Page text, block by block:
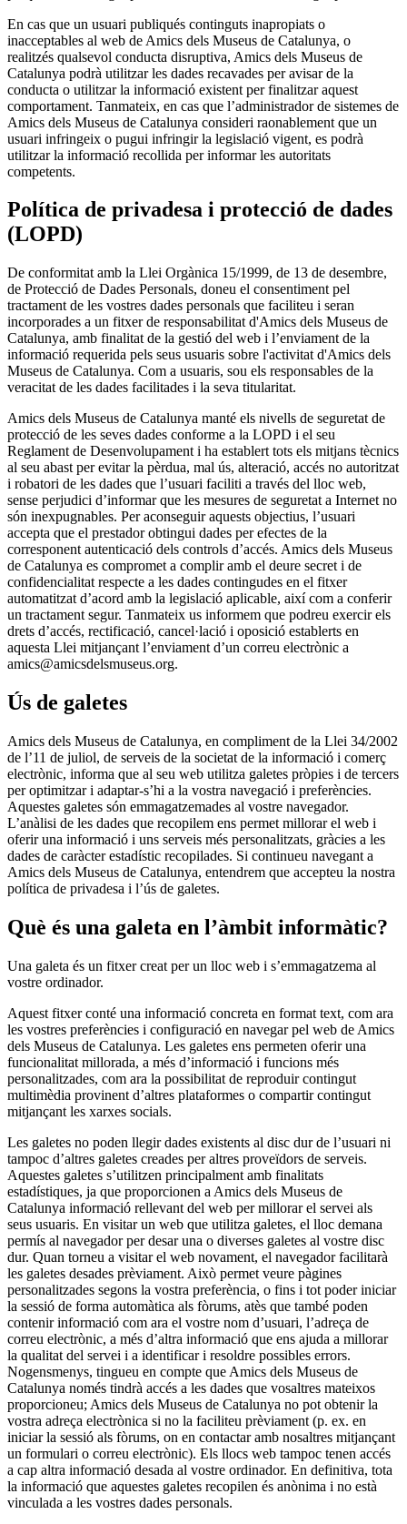
En cas que un usuari publiqués continguts inapropiats o
inacceptables al web de Amics dels Museus de Catalunya, o
realitzés qualsevol conducta disruptiva, Amics dels Museus de
Catalunya podrà utilitzar les dades recavades per avisar de la
conducta o utilitzar la informació existent per finalitzar aquest
comportament. Tanmateix, en cas que l’administrador de sistemes de
Amics dels Museus de Catalunya consideri raonablement que un
usuari infringeix o pugui infringir la legislació vigent, es podrà
utilitzar la informació recollida per informar les autoritats
competents.
Política de privadesa i protecció de dades
(LOPD)
De conformitat amb la Llei Orgànica 15/1999, de 13 de desembre,
de Protecció de Dades Personals, doneu el consentiment pel
tractament de les vostres dades personals que faciliteu i seran
incorporades a un fitxer de responsabilitat d'Amics dels Museus de
Catalunya, amb finalitat de la gestió del web i l’enviament de la
informació requerida pels seus usuaris sobre l'activitat d'Amics dels
Museus de Catalunya. Com a usuaris, sou els responsables de la
veracitat de les dades facilitades i la seva titularitat.
Amics dels Museus de Catalunya manté els nivells de seguretat de
protecció de les seves dades conforme a la LOPD i el seu
Reglament de Desenvolupament i ha establert tots els mitjans tècnics
al seu abast per evitar la pèrdua, mal ús, alteració, accés no autoritzat
i robatori de les dades que l’usuari faciliti a través del lloc web,
sense perjudici d’informar que les mesures de seguretat a Internet no
són inexpugnables. Per aconseguir aquests objectius, l’usuari
accepta que el prestador obtingui dades per efectes de la
corresponent autenticació dels controls d’accés. Amics dels Museus
de Catalunya es compromet a complir amb el deure secret i de
confidencialitat respecte a les dades contingudes en el fitxer
automatitzat d’acord amb la legislació aplicable, així com a conferir
un tractament segur. Tanmateix us informem que podreu exercir els
drets d’accés, rectificació, cancel·lació i oposició establerts en
aquesta Llei mitjançant l’enviament d’un correu electrònic a
amics@amicsdelsmuseus.org.
Ús de galetes
Amics dels Museus de Catalunya, en compliment de la Llei 34/2002
de l’11 de juliol, de serveis de la societat de la informació i comerç
electrònic, informa que al seu web utilitza galetes pròpies i de tercers
per optimitzar i adaptar-s’hi a la vostra navegació i preferències.
Aquestes galetes són emmagatzemades al vostre navegador.
L’anàlisi de les dades que recopilem ens permet millorar el web i
oferir una informació i uns serveis més personalitzats, gràcies a les
dades de caràcter estadístic recopilades. Si continueu navegant a
Amics dels Museus de Catalunya, entendrem que accepteu la nostra
política de privadesa i l’ús de galetes.
Què és una galeta en l’àmbit informàtic?
Una galeta és un fitxer creat per un lloc web i s’emmagatzema al
vostre ordinador.
Aquest fitxer conté una informació concreta en format text, com ara
les vostres preferències i configuració en navegar pel web de Amics
dels Museus de Catalunya. Les galetes ens permeten oferir una
funcionalitat millorada, a més d’informació i funcions més
personalitzades, com ara la possibilitat de reproduir contingut
multimèdia provinent d’altres plataformes o compartir contingut
mitjançant les xarxes socials.
Les galetes no poden llegir dades existents al disc dur de l’usuari ni
tampoc d’altres galetes creades per altres proveïdors de serveis.
Aquestes galetes s’utilitzen principalment amb finalitats
estadístiques, ja que proporcionen a Amics dels Museus de
Catalunya informació rellevant del web per millorar el servei als
seus usuaris. En visitar un web que utilitza galetes, el lloc demana
permís al navegador per desar una o diverses galetes al vostre disc
dur. Quan torneu a visitar el web novament, el navegador facilitarà
les galetes desades prèviament. Això permet veure pàgines
personalitzades segons la vostra preferència, o fins i tot poder iniciar
la sessió de forma automàtica als fòrums, atès que també poden
contenir informació com ara el vostre nom d’usuari, l’adreça de
correu electrònic, a més d’altra informació que ens ajuda a millorar
la qualitat del servei i a identificar i resoldre possibles errors.
Nogensmenys, tingueu en compte que Amics dels Museus de
Catalunya només tindrà accés a les dades que vosaltres mateixos
proporcioneu; Amics dels Museus de Catalunya no pot obtenir la
vostra adreça electrònica si no la faciliteu prèviament (p. ex. en
iniciar la sessió als fòrums, on en contactar amb nosaltres mitjançant
un formulari o correu electrònic). Els llocs web tampoc tenen accés
a cap altra informació desada al vostre ordinador. En definitiva, tota
la informació que aquestes galetes recopilen és anònima i no està
vinculada a les vostres dades personals.